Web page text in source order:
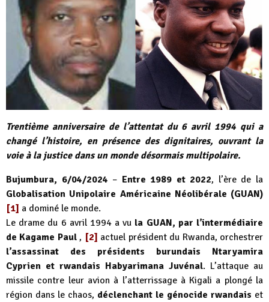
Trentième anniversaire de l’attentat du 6 avril 1994 qui a
changé l’histoire, en présence des dignitaires, ouvrant la
voie à la justice dans un monde désormais multipolaire.
Bujumbura, 6/04/2024 – Entre 1989 et 2022, l’ère de la
Globalisation Unipolaire Américaine Néolibérale (GUAN)
[1] a dominé le monde.
Le drame du 6 avril 1994 a vu la GUAN, par l’intermédiaire
de Kagame Paul, [2] actuel président du Rwanda, orchestrer
l’assassinat des présidents burundais Ntaryamira
Cyprien et rwandais Habyarimana Juvénal. L’attaque au
missile contre leur avion à l’atterrissage à Kigali a plongé la
région dans le chaos, déclenchant le génocide rwandais et